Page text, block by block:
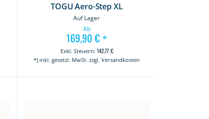
TOGU Aero-Step XL
Auf Lager
Ab
169,90 €*
142,77 €
*) inkl. gesetzl. MwSt. zzgl. Versandkosten